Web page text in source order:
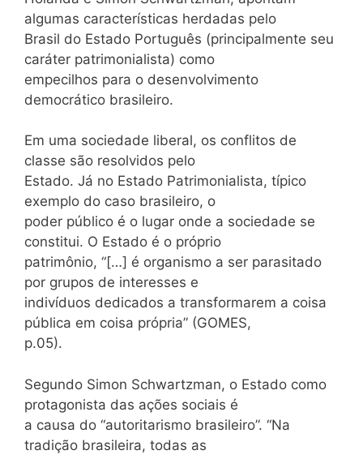
algumas características herdadas pelo
Brasil do Estado Português (principalmente seu
caráter patrimonialista) como
empecilhos para o desenvolvimento
democrático brasileiro.
Em uma sociedade liberal, os conflitos de
classe são resolvidos pelo
Estado. Já no Estado Patrimonialista, típico
exemplo do caso brasileiro, o
poder público é o lugar onde a sociedade se
constitui. O Estado é o próprio
patrimônio, “[…] é organismo a ser parasitado
por grupos de interesses e
indivíduos dedicados a transformarem a coisa
pública em coisa própria” (GOMES,
p.05).
Segundo Simon Schwartzman, o Estado como
protagonista das ações sociais é
a causa do “autoritarismo brasileiro”. “Na
tradição brasileira, todas as